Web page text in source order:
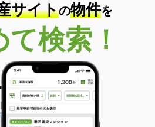
サイトの物件を
て検索！